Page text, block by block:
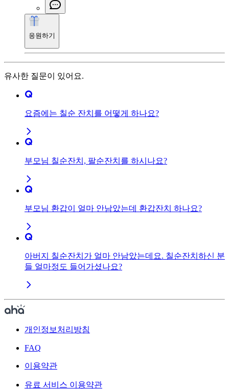
응원하기
유사한 질문이 있어요.
요즘에는 칠순 잔치를 어떻게 하나요?
부모님 칠순잔치, 팔순잔치를 하시나요?
부모님 환갑이 얼마 안남았는데 환갑잔치 하나요?
아버지 칠순잔치가 얼마 안남았는데요. 칠순잔치하신 분
들 얼마정도 들어가셨나요?
개인정보처리방침
FAQ
이용약관
유료 서비스 이용약관